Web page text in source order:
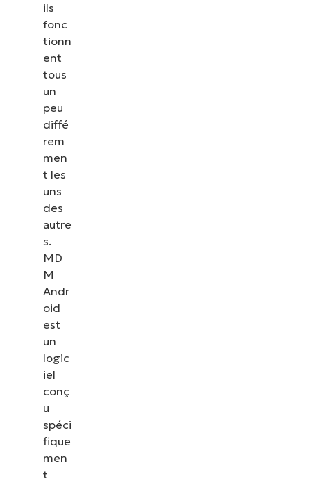
ils
fonc
tionn
ent
tous
un
peu
diffé
rem
men
t les
uns
des
autre
s.
MD
M
Andr
oid
est
un
logic
iel
conç
u
spéci
fique
men
t